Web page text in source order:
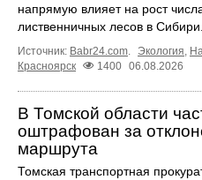
напрямую влияет на рост
лиственничных лесов в Сибири.
Источник: Babr24.com. Экология,
Красноярск
1400 06.08.2026
В Томской области
оштрафован за
маршрута
Томская транспортная